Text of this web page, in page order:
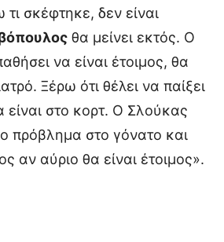
σκέφτηκε, δεν είναι
θα μείνει εκτός. Ο
να είναι έτοιμος, θα
Ξέρω ότι θέλει να παίξει
είναι στο κορτ. Ο Σλούκας
πρόβλημα στο γόνατο και
αν αύριο θα είναι έτοιμος».